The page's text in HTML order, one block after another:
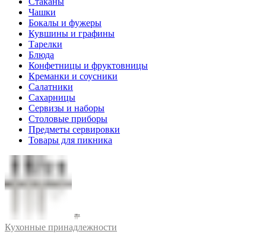
Чашки
Бокалы и фужеры
Кувшины и графины
Тарелки
Блюда
Конфетницы и фруктовницы
Креманки и соусники
Салатники
Сахарницы
Сервизы и наборы
Столовые приборы
Предметы сервировки
Товары для пикника
Кухонные принадлежности